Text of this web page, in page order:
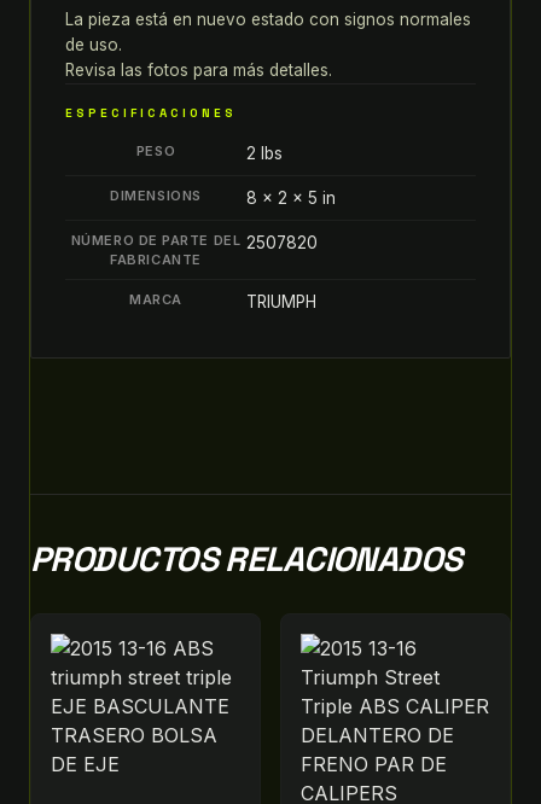
DE
INYECTOR
DE
La pieza está en nuevo estado con signos normales
de uso.
Revisa las fotos para más detalles.
ESPECIFICACIONES
PESO 2 lbs
DIMENSIONS 8 × 2 × 5 in
NÚMERO DE PARTE DEL
FABRICANTE
2507820
MARCA TRIUMPH
PRODUCTOS RELACIONADOS